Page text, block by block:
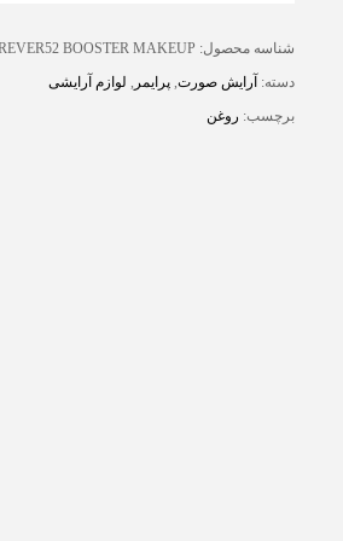
شناسه محصول: BOOSTER MAKEUP
دسته: آرایش صورت, پرایمر , لوازم آرایشی
برچسب: روغن